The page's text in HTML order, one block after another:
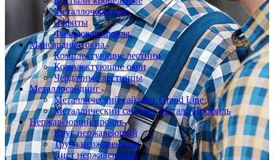
Металлочерепица
Софиты
Фальцевая кровля
Мансардные окна
Комплектующие лестниц
Комплектующие окон
Чердачные лестницы
Металлосайдинг
Металлический сайдинг Grand Line
Металлический сайдинг Металл Профиль
Нержавеющий прокат
Круг нержавеющий
Труба нержавеющая
Лист нержавеющий